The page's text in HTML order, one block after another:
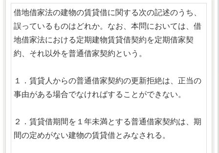
借地借家法の建物の賃貸借に関する次の記述のうち、
誤っているものはどれか。なお、本問においては、借
地借家法における定期建物賃貸借契約を定期借家契
約、それ以外を普通借家契約という。
１．賃貸人からの普通借家契約の更新拒絶は、正当の
事由がある場合でなければすることができない。
２．賃貸借期間を１年未満とする普通借家契約は、期
間の定めがない建物の賃貸借とみなされる。